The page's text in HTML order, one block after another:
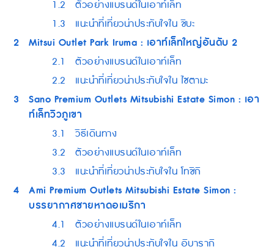
1.2
ตัวอย่างแบรนด์ในเอาท์เล็ท
1.3
แนะนำที่เที่ยวน่าประทับใจใน ชิบะ
2 Mitsui Outlet Park Iruma : เอาท์เล็ทใหญ่อันดับ 2
2.1
ตัวอย่างแบรนด์ในเอาท์เล็ท
2.2
แนะนำที่เที่ยวน่าประทับใจใน ไซตามะ
3
Sano Premium Outlets Mitsubishi Estate Simon : เอา
ท์เล็ทวิวภูเขา
3.1
วิธีเดินทาง
3.2
ตัวอย่างแบรนด์ในเอาท์เล็ท
3.3
แนะนำที่เที่ยวน่าประทับใจใน โทชิกิ
4 Ami Premium Outlets Mitsubishi Estate Simon :
บรรยากาศชายหาดอเมริกา
4.1
ตัวอย่างแบรนด์ในเอาท์เล็ท
4.2
แนะนำที่เที่ยวน่าประทับใจใน อิบารากิ